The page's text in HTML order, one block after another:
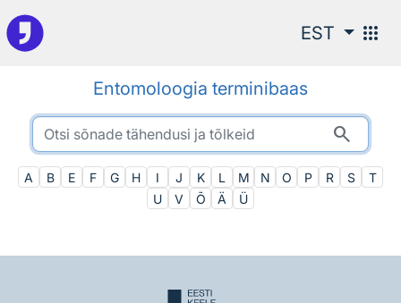
Otsingu juurde
EST apps
Entomoloogia terminibaas
search
A B E F G H I J K L M N O P R S
T
U
V Õ Ä Ü